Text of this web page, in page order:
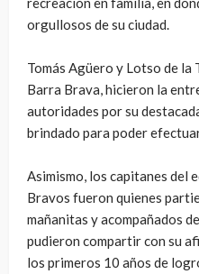
orgullosos de su ciudad.
Tomás Agüero y Lotso de la
Barra Brava, hicieron la
autoridades por su
brindado para poder
Asimismo, los capitanes del
Bravos fueron quienes
mañanitas y acompañados
pudieron compartir con su
los primeros 10 años de